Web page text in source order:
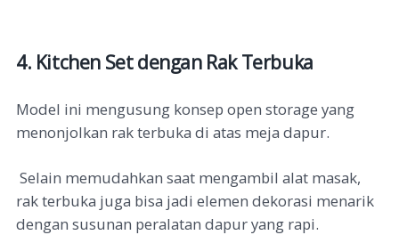
4. Kitchen Set dengan Rak Terbuka
Model ini mengusung konsep open storage yang
menonjolkan rak terbuka di atas meja dapur.
Selain memudahkan saat mengambil alat masak,
rak terbuka juga bisa jadi elemen dekorasi menarik
dengan susunan peralatan dapur yang rapi.